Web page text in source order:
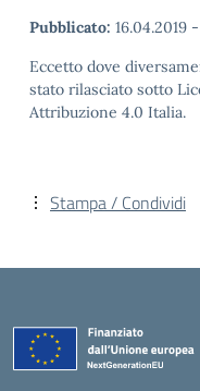
Pubblicato: 16.04.2019 -
Eccetto dove
stato rilasciato sotto
Attribuzione 4.0 Italia.
Stampa / Condividi